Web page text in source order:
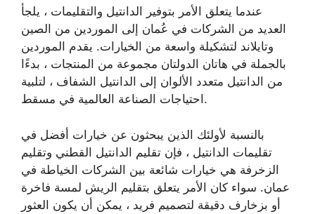
عندما يتعلق الأمر بتوفير الدانتيل والتقليمات ، يلجأ
العديد من الشركات في عُمان إلى الموردين من الصين
وتايلاند لتشكيلة واسعة من الخيارات. يقدم الموردين
بالجملة في هاتان الدولتان مجموعة من المنتجات ، بدءًا
من الدانتيل متعدد الألوان إلى الدانتيل الشفاف ، لتلبية
احتياجات الصناعة العالمية في مسقط.
بالنسبة لأولئك الذين يبحثون عن خيارات أفضل في
تقليمات الدانتيل ، فإن تقليم الدانتيل القطني وتقليم
الزخرفة هي خيارات شائعة بين الشركات الخياطة في
عمان. سواء كان الأمر يتعلق بتقليم الريش لمسة فاخرة
أو بزخارف دقيقة لتصميم فريد ، يمكن أن يكون العثور